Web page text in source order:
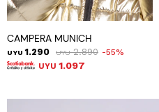
CAMPERA MUNICH
UYU 1.290 UYU 2.890 55
UYU 1.097